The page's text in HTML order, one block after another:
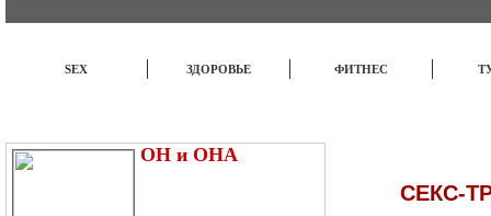
SEX ЗДОРОВЬЕ ФИТНЕС
ОН и ОНА
СЕКС-